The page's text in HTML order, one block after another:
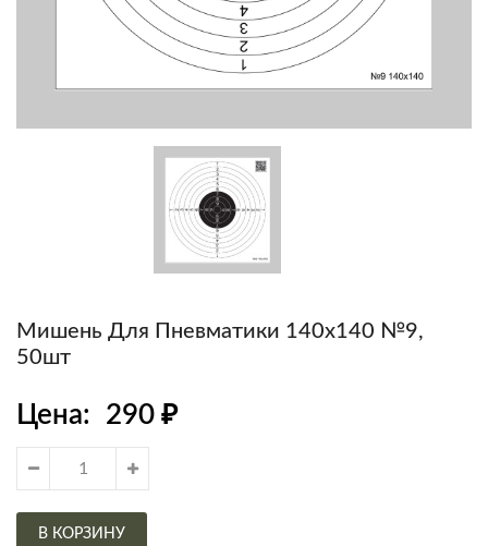
Мишень Для Пневматики 140х140 №9,
50шт
Цена: 290 ₽
В КОРЗИНУ